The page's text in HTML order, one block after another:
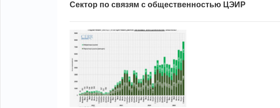
Сектор по связям с общественностью ЦЭИР